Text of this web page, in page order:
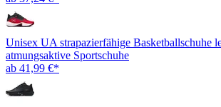
Unisex UA strapazierfähige Basketballschuhe
atmungsaktive Sportschuhe
ab 41,99 €*